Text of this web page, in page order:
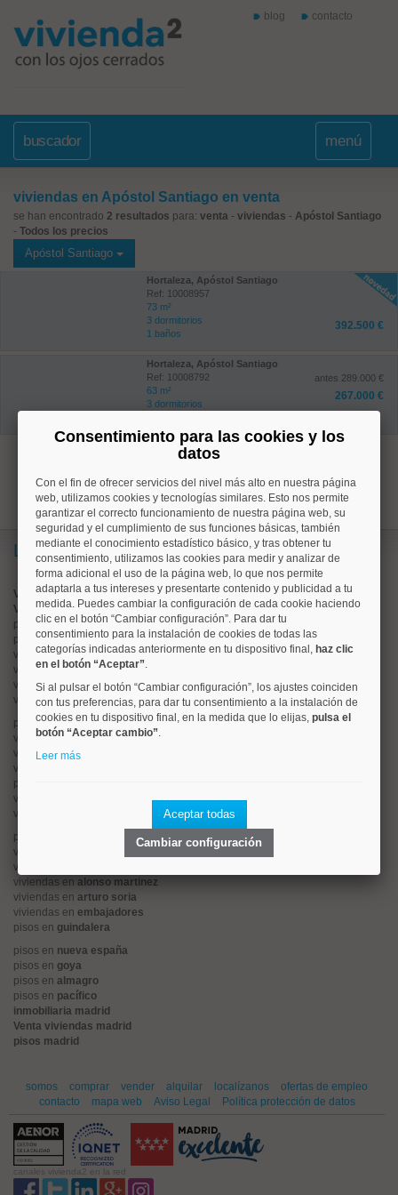
blog contacto
buscador menú
viviendas en Apóstol Santiago en venta
se han encontrado 2 resultados para: venta - viviendas - Apóstol Santiago
- Todos los precios
Apóstol Santiago
Hortaleza, Apóstol Santiago
Ref: 10008957
73 m²
3 dormitorios
1 baños
392.500 €
Hortaleza, Apóstol Santiago
Ref: 10008792
63 m²
3 dormitorios
antes 289.000 €
267.000 €
1
Lo más buscado
Valorar vivienda online
Vender piso
pisos enchamberí
pisos enmoncloa
viviendas enargüelles
viviendas entetuán
viviendas encuatro caminos
viviendas enchamartín
pisos enrios rosas
viviendas enprosperidad
viviendas enhispanoamerica
viviendas en
pisos en
viviendas en
viviendas en
pisos en
viviendas en
viviendas en
viviendas en alonso martinez
viviendas en arturo soria
viviendas en embajadores
pisos en guindalera
pisos en nueva españa
pisos en goya
pisos en almagro
pisos en pacífico
inmobiliaria madrid
Venta viviendas madrid
pisos madrid
somos comprar vender alquilar localízanos
ofertas de empleo
contacto
mapa web Aviso Legal Política protección de datos
canales vivienda2 en la red
Consentimiento para las cookies y los
datos
Con el fin de ofrecer servicios del nivel más alto en nuestra página
web, utilizamos cookies y tecnologías similares. Esto nos permite
garantizar el correcto funcionamiento de nuestra página web, su
seguridad y el cumplimiento de sus funciones básicas, también
mediante el conocimiento estadístico básico, y tras obtener tu
consentimiento, utilizamos las cookies para medir y analizar de
forma adicional el uso de la página web, lo que nos permite
adaptarla a tus intereses y presentarte contenido y publicidad a tu
medida. Puedes cambiar la configuración de cada cookie haciendo
clic en el botón “Cambiar configuración”. Para dar tu
consentimiento para la instalación de cookies de todas las
categorías indicadas anteriormente en tu dispositivo final, haz clic
en el botón “Aceptar”.
Si al pulsar el botón “Cambiar configuración”, los ajustes coinciden
con tus preferencias, para dar tu consentimiento a la instalación de
cookies en tu dispositivo final, en la medida que lo elijas, pulsa el
botón “Aceptar cambio”.
Leer más
Aceptar todas
Cambiar configuración